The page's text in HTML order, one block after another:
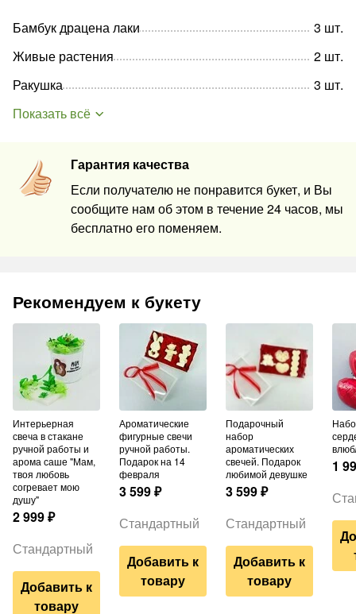
Гарантия качества
Если получателю не понравится букет, и Вы
сообщите нам об этом в течение 24 часов, мы
бесплатно его поменяем.
Бамбук драцена лаки 3 шт.
Живые растения
2 шт.
Ракушка
3 шт.
Показать всё
Рекомендуем к букету
Интерьерная
свеча в стакане
ручной работы и
арома саше "Мам,
твоя любовь
согревает мою
душу"
2 999₽
Стандартный
Добавить к
товару
Ароматические
фигурные свечи
ручной работы.
Подарок на 14
февраля
3 599₽
Стандартный
Добавить к
товару
Подарочный
набор
ароматических
свечей. Подарок
любимой девушке
3 599₽
Стандартный
Добавить к
товару
Набор шаров из 3
1